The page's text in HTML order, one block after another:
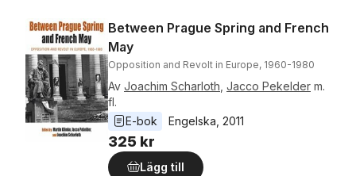
Between Prague Spring and French
May
Opposition and Revolt in Europe, 1960-1980
Av Joachim Scharloth Jacco Pekelder m.
fl.
E-bok
Engelska 2011
325 kr
Lägg till